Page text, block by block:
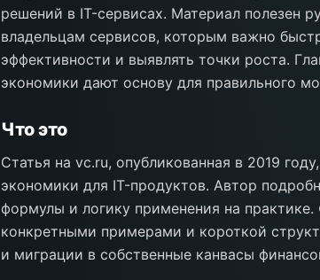
решений в IT-сервисах. Материал полезен
владельцам сервисов, которым важно
эффективности и выявлять точки роста.
экономики дают основу для правильного
Что это
Статья на vc.ru, опубликованная в 2019
экономики для IT-продуктов. Автор
формулы и логику применения на
конкретными примерами и короткой
и миграции в собственные канвасы